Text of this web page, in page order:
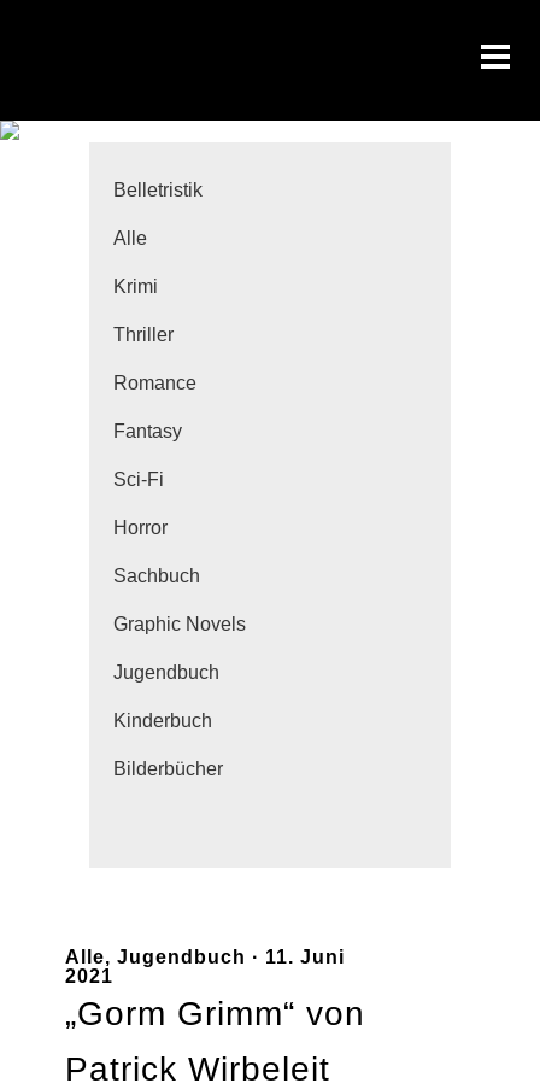
Belletristik
Alle
Krimi
Thriller
Romance
Fantasy
Sci-Fi
Horror
Sachbuch
Graphic Novels
Jugendbuch
Kinderbuch
Bilderbücher
Alle, Jugendbuch · 11. Juni
2021
„Gorm Grimm“ von
Patrick Wirbeleit